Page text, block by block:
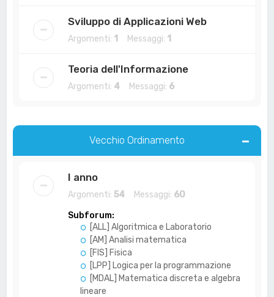
Sviluppo di Applicazioni Web
Argomenti: 1 Messaggi: 1
Teoria dell'Informazione
Argomenti: 4 Messaggi: 6
Vecchio Ordinamento
I anno
Argomenti: 54 Messaggi: 60
Subforum:
[ALL] Algoritmica e Laboratorio
[AM] Analisi matematica
[FIS] Fisica
[LPP] Logica per la programmazione
[MDAL] Matematica discreta e algebra
lineare